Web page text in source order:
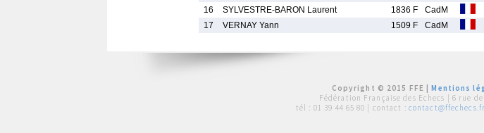
16
SYLVESTRE-BARON Laurent 1836 F CadM
17
VERNAY Yann 1509 F CadM
Copyright © 2015 FFE |Mentions
Fédération Française des Echecs | 6 rue de
tél : 01 39 44 65 80 | contact : contact@ffechecs.fr